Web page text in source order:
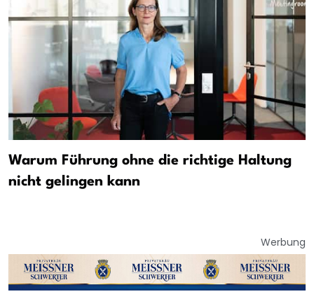
Warum Führung ohne die richtige Haltung
nicht gelingen kann
Werbung